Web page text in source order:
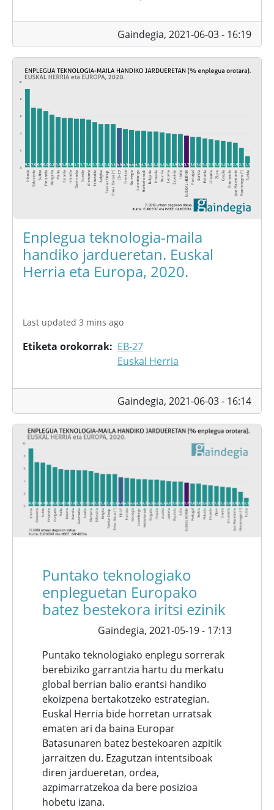
Gaindegia, 2021-06-03 - 16:19
Enplegua teknologia-maila
handiko jardueretan. Euskal
Herria eta Europa, 2020.
Last updated 3 mins ago
Etiketa orokorrak
EB-27
Euskal Herria
Gaindegia, 2021-06-03 - 16:14
Puntako teknologiako
enpleguetan Europako
batez bestekora iritsi ezinik
Gaindegia, 2021-05-19 - 17:13
Puntako teknologiako enplegu sorrerak
berebiziko garrantzia hartu du merkatu
global berrian balio erantsi handiko
ekoizpena bertakotzeko estrategian.
Euskal Herria bide horretan urratsak
ematen ari da baina Europar
Batasunaren batez bestekoaren azpitik
jarraitzen du. Ezagutzan intentsiboak
diren jardueretan, ordea,
azpimarratzekoa da bere posizioa
hobetu izana.